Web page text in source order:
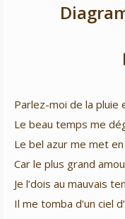
Parlez-moi de la pluie
Le beau temps me
Le bel azur me met
Car le plus grand
Je l’dois au mauvais
Il me tomba d’un ciel